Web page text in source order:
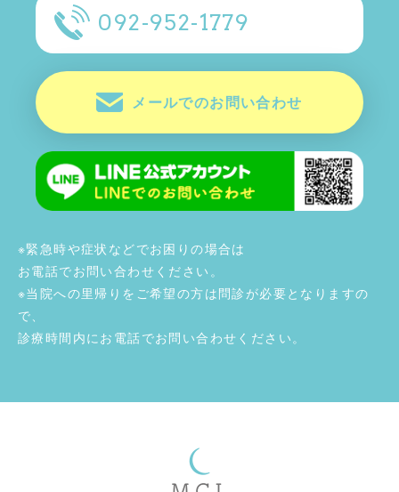
092-952-1779
メールでのお問い合わせ
※緊急時や症状などでお困りの場合は
お電話でお問い合わせください。
※当院への里帰りをご希望の方は問診が必要となりますの
で、
診療時間内にお電話でお問い合わせください。